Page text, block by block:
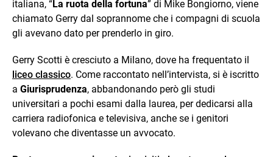
italiana, “La ruota della fortuna” di Mike Bongiorno, viene
chiamato Gerry dal soprannome che i compagni di scuola
gli avevano dato per prenderlo in giro.
Gerry Scotti è cresciuto a Milano, dove ha frequentato il
liceo classico. Come raccontato nell’intervista, si è iscritto
a Giurisprudenza, abbandonando però gli studi
universitari a pochi esami dalla laurea, per dedicarsi alla
carriera radiofonica e televisiva, anche se i genitori
volevano che diventasse un avvocato.